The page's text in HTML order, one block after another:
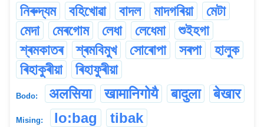
নিৰুদ্যম
বহিখোৱা বাদল মাদগৰিয়া
মেটা
মেদা
মেৰগোম লেধা লেধেমা
শুইহগা
শ্ৰমকাতৰ
শ্ৰমবিমুখ সোৰোপা সৰপা
হালুক
ৰিহাকুৰীয়া
ৰিহাফুৰীয়া
Bodo: अलसिया खामानिगोयै बादुला बेखार
Mising: lo:bag tibak